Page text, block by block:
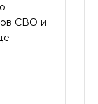
СВО и